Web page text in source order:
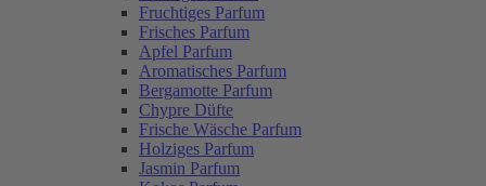
Fruchtiges Parfum
Frisches Parfum
Apfel Parfum
Aromatisches Parfum
Bergamotte Parfum
Chypre Düfte
Frische Wäsche Parfum
Holziges Parfum
Jasmin Parfum